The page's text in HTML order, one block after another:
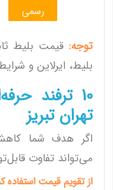
رسمی
توجه: قیمت بلیط
بلیط، ایرلاین و
10 ترفند
تهران تبریز
اگر هدف شما
می‌تواند تفاوت
از تقویم قیمت استفاده